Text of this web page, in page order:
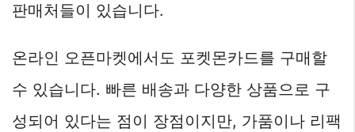
판매처들이 있습니다.
온라인 오픈마켓에서도 포켓몬카드를 구매할
수 있습니다. 빠른 배송과 다양한 상품으로 구
성되어 있다는 점이 장점이지만, 가품이나 리팩